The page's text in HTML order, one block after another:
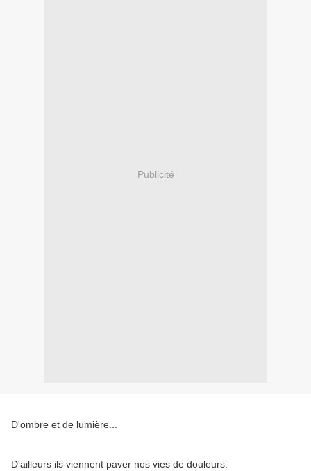
Publicité
D'ombre et de lumière...
D'ailleurs ils viennent paver nos vies de douleurs.